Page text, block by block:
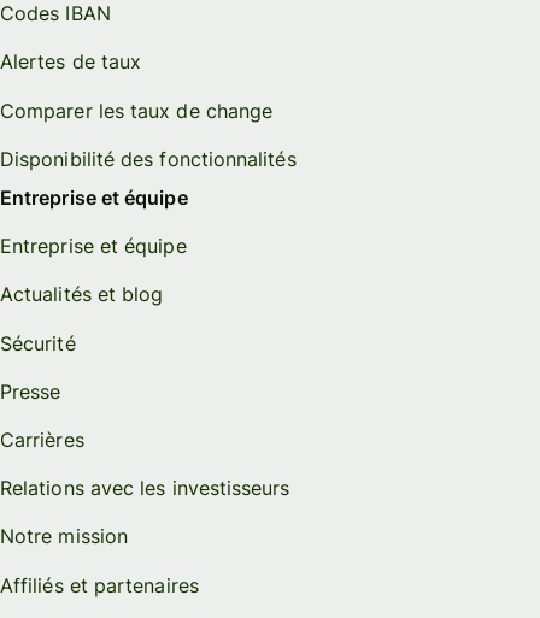
Codes IBAN
Alertes de taux
Comparer les taux de change
Disponibilité des fonctionnalités
Entreprise et équipe
Entreprise et équipe
Actualités et blog
Sécurité
Presse
Carrières
Relations avec les investisseurs
Notre mission
Affiliés et partenaires